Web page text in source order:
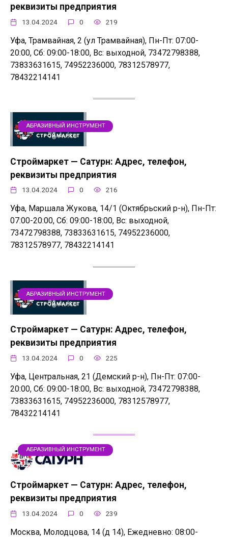
реквизиты предприятия
13.04.2024 0 219
Уфа, Трамвайная, 2 (ул Трамвайная), Пн-Пт: 07:00-
20:00, Сб: 09:00-18:00, Вс: выходной, 73472798388,
73833631615, 74952236000, 78312578977,
78432214141
АБРАЗИВНЫЙ ИНСТРУМЕНТ
Строймаркет — Сатурн: Адрес, телефон,
реквизиты предприятия
13.04.2024 0 216
Уфа, Маршала Жукова, 14/1 (Октябрьский р-н), Пн-Пт:
07:00-20:00, Сб: 09:00-18:00, Вс: выходной,
73472798388, 73833631615, 74952236000,
78312578977, 78432214141
АБРАЗИВНЫЙ ИНСТРУМЕНТ
Строймаркет — Сатурн: Адрес, телефон,
реквизиты предприятия
13.04.2024 0 225
Уфа, Центральная, 21 (Демский р-н), Пн-Пт: 07:00-
20:00, Сб: 09:00-18:00, Вс: выходной, 73472798388,
73833631615, 74952236000, 78312578977,
78432214141
АБРАЗИВНЫЙ ИНСТРУМЕНТ
Строймаркет — Сатурн: Адрес, телефон,
реквизиты предприятия
13.04.2024 0 239
Москва, Молодцова, 14 (д 14), Ежедневно: 08:00-